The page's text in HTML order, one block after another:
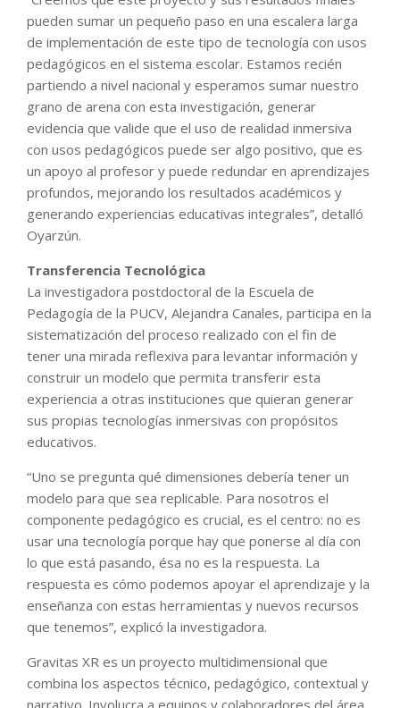
pueden sumar un pequeño paso en una escalera larga
de implementación de este tipo de tecnología con usos
pedagógicos en el sistema escolar. Estamos recién
partiendo a nivel nacional y esperamos sumar nuestro
grano de arena con esta investigación, generar
evidencia que valide que el uso de realidad inmersiva
con usos pedagógicos puede ser algo positivo, que es
un apoyo al profesor y puede redundar en aprendizajes
profundos, mejorando los resultados académicos y
generando experiencias educativas integrales”, detalló
Oyarzún.
Transferencia Tecnológica
La investigadora postdoctoral de la Escuela de
Pedagogía de la PUCV, Alejandra Canales, participa en la
sistematización del proceso realizado con el fin de
tener una mirada reflexiva para levantar información y
construir un modelo que permita transferir esta
experiencia a otras instituciones que quieran generar
sus propias tecnologías inmersivas con propósitos
educativos.
“Uno se pregunta qué dimensiones debería tener un
modelo para que sea replicable. Para nosotros el
componente pedagógico es crucial, es el centro: no es
usar una tecnología porque hay que ponerse al día con
lo que está pasando, ésa no es la respuesta. La
respuesta es cómo podemos apoyar el aprendizaje y la
enseñanza con estas herramientas y nuevos recursos
que tenemos”, explicó la investigadora.
Gravitas XR es un proyecto multidimensional que
combina los aspectos técnico, pedagógico, contextual y
narrativo. Involucra a equipos y colaboradores del área